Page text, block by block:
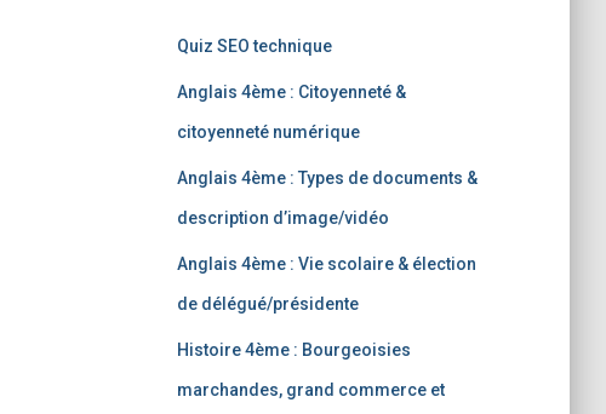
Quiz SEO technique
Anglais 4ème : Citoyenneté &
citoyenneté numérique
Anglais 4ème : Types de documents &
description d’image/vidéo
Anglais 4ème : Vie scolaire & élection
de délégué/présidente
Histoire 4ème : Bourgeoisies
marchandes, grand commerce et